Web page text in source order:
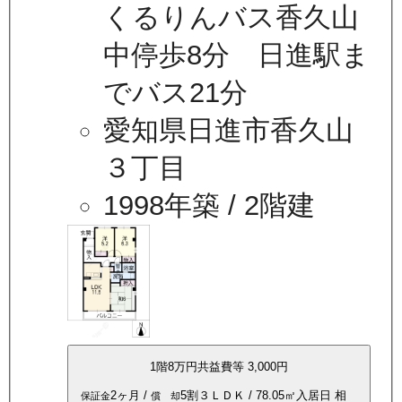
くるりんバス香久山
中停歩8分 日進駅ま
でバス21分
愛知県日進市香久山
３丁目
1998年築 / 2階建
1階8万円共益費等 3,000円
保証金2ヶ月 / 償 却5割３ＬＤＫ / 78.05㎡ 入居日 相